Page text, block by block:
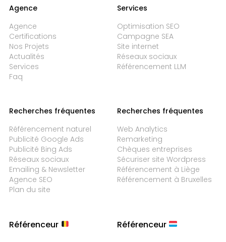
Agence
Agence
Certifications
Nos Projets
Actualités
Services
Faq
Services
Optimisation SEO
Campagne SEA
Site internet
Réseaux sociaux
Référencement LLM
Recherches fréquentes
Référencement naturel
Publicité Google Ads
Publicité Bing Ads
Réseaux sociaux
Emailing & Newsletter
Agence SEO
Plan du site
Recherches fréquentes
Web Analytics
Remarketing
Chèques entreprises
Sécuriser site Wordpress
Référencement à Liège
Référencement à Bruxelles
Référenceur Référenceur